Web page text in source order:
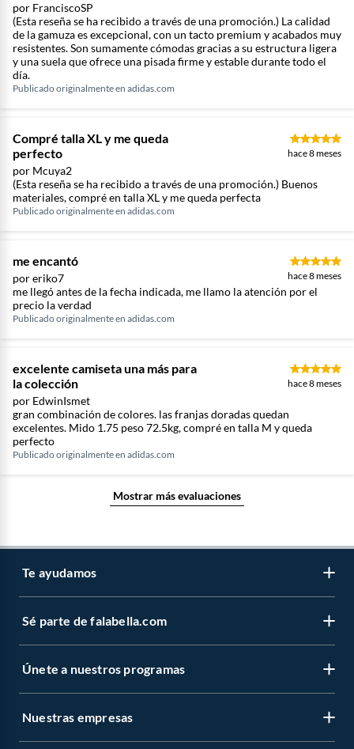
por FranciscoSP
(Esta reseña se ha recibido a través de una promoción.) La calidad
de la gamuza es excepcional, con un tacto premium y acabados muy
resistentes. Son sumamente cómodas gracias a su estructura ligera
y una suela que ofrece una pisada firme y estable durante todo el
día.
Publicado originalmente en adidas.com
Compré talla XL y me queda
perfecto
por Mcuya2
hace 8 meses
(Esta reseña se ha recibido a través de una promoción.) Buenos
materiales, compré en talla XL y me queda perfecta
Publicado originalmente en adidas.com
me encantó
por eriko7 hace 8 meses
me llegó antes de la fecha indicada, me llamo la atención por el
precio la verdad
Publicado originalmente en adidas.com
excelente camiseta una más para
la colección
por EdwinIsmet
hace 8 meses
gran combinación de colores. las franjas doradas quedan
excelentes. Mido 1.75 peso 72.5kg, compré en talla M y queda
perfecto
Publicado originalmente en adidas.com
Mostrar más evaluaciones
Te ayudamos
Atención por WhatsApp
Cambios y devoluciones
Sé parte de falabella.com
Trabaja con nosotros
Únete a nuestros programas
Novios Falabella
Nuestras empresas